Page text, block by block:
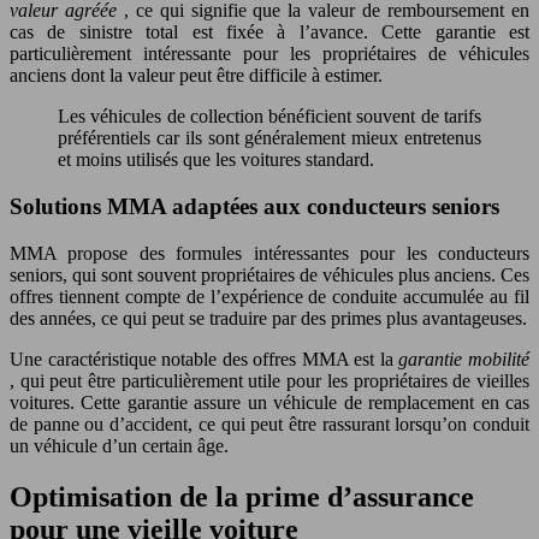
valeur agréée , ce qui signifie que la valeur de remboursement en
cas de sinistre total est fixée à l’avance. Cette garantie est
particulièrement intéressante pour les propriétaires de véhicules
anciens dont la valeur peut être difficile à estimer.
Les véhicules de collection bénéficient souvent de tarifs
préférentiels car ils sont généralement mieux entretenus
et moins utilisés que les voitures standard.
Solutions MMA adaptées aux conducteurs seniors
MMA propose des formules intéressantes pour les conducteurs
seniors, qui sont souvent propriétaires de véhicules plus anciens. Ces
offres tiennent compte de l’expérience de conduite accumulée au fil
des années, ce qui peut se traduire par des primes plus avantageuses.
Une caractéristique notable des offres MMA est lagarantie mobilité
, qui peut être particulièrement utile pour les propriétaires de vieilles
voitures. Cette garantie assure un véhicule de remplacement en cas
de panne ou d’accident, ce qui peut être rassurant lorsqu’on conduit
un véhicule d’un certain âge.
Optimisation de la prime d’assurance
pour une vieille voiture